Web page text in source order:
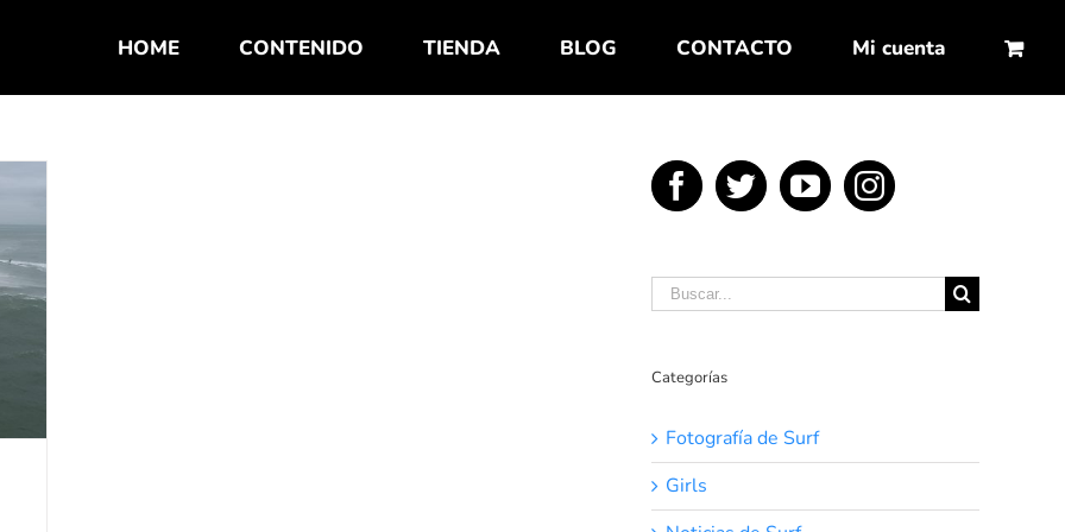
HOME CONTENIDO TIENDA BLOG CONTACTO Mi cuenta
Buscar:
Categorías
Fotografía de Surf
Girls